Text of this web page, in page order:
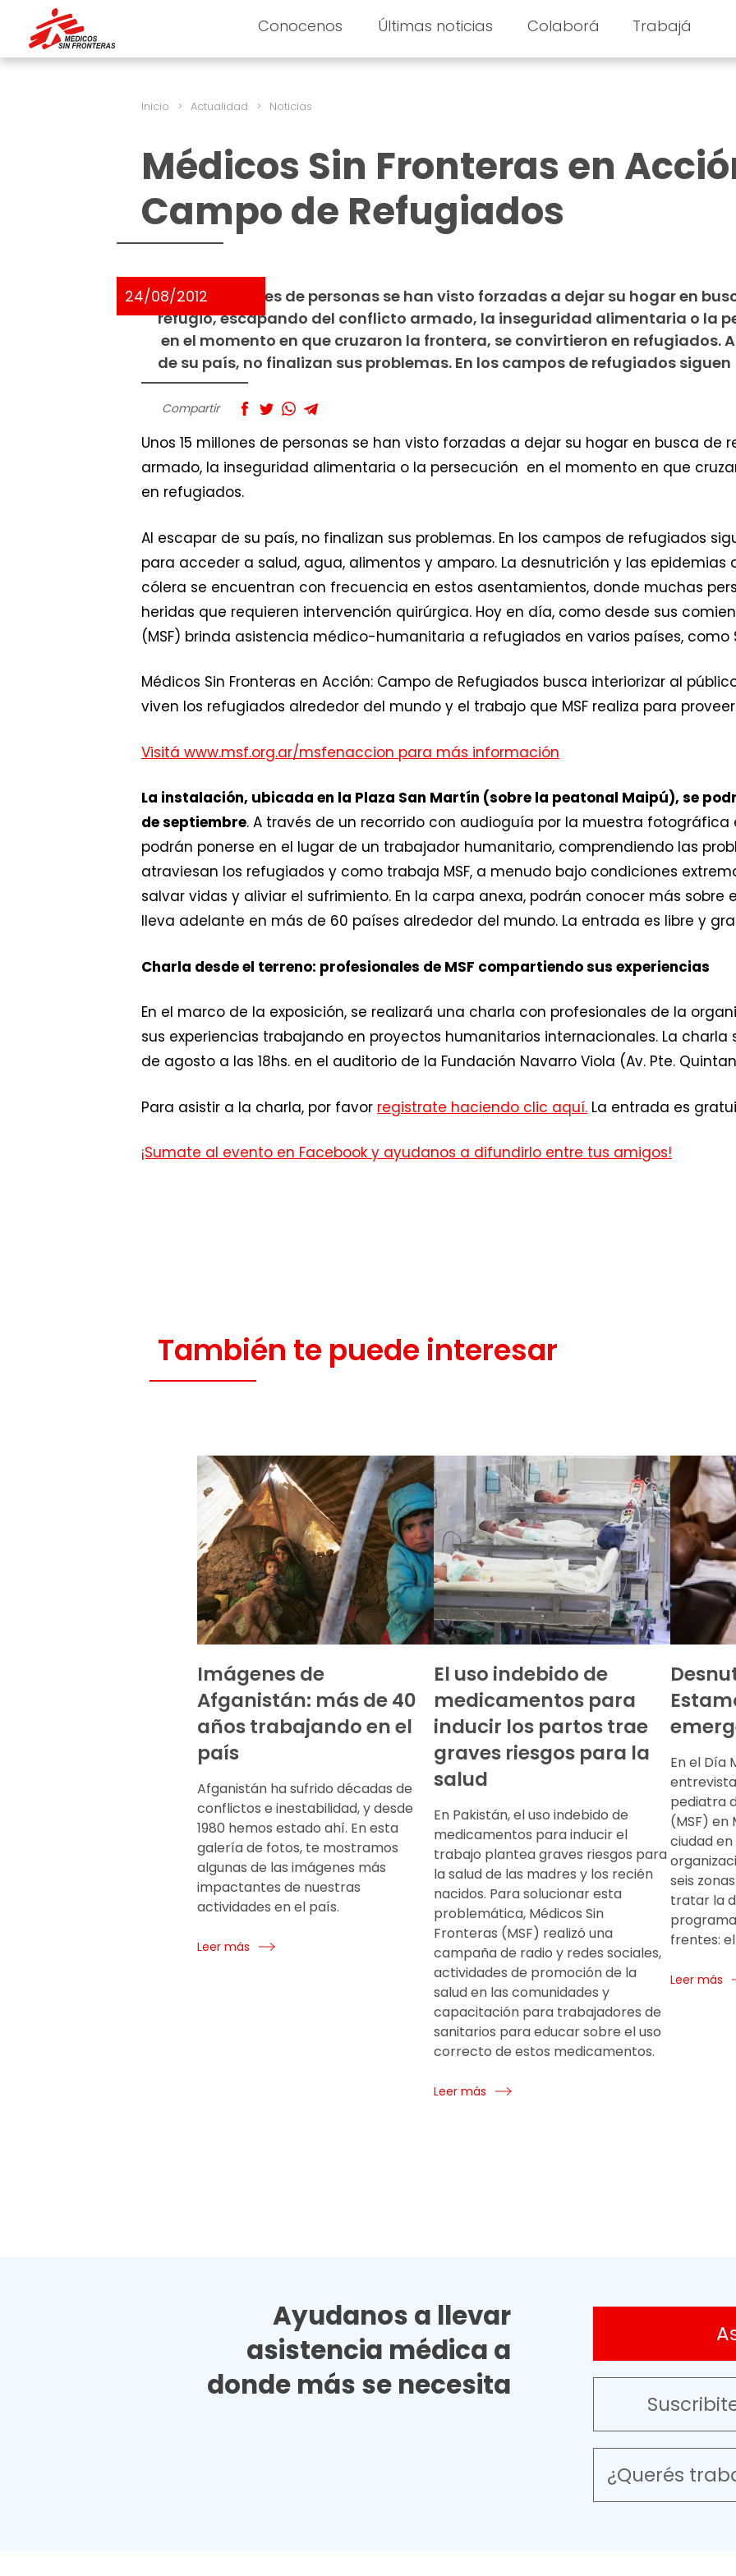
Conocenos Últimas noticias Colaborá Trabajá
Inicio > Actualidad > Noticias
Médicos Sin Fronteras en
Campo de Refugiados
24/08/2012
Unos 15 millones de personas se han visto forzadas a dejar su hogar en
refugio, escapando del conflicto armado, la inseguridad alimentaria o la
 en el momento en que cruzaron la frontera, se convirtieron en refugiados.
de su país, no finalizan sus problemas. En los campos de refugiados
Compartir
Unos 15 millones de personas se han visto forzadas a dejar su hogar en busca
armado, la inseguridad alimentaria o la persecución  en el momento en que
en refugiados.
Al escapar de su país, no finalizan sus problemas. En los campos de refugiados
para acceder a salud, agua, alimentos y amparo. La desnutrición y las
cólera se encuentran con frecuencia en estos asentamientos, donde muchas
heridas que requieren intervención quirúrgica. Hoy en día, como desde sus
(MSF) brinda asistencia médico-humanitaria a refugiados en varios países, como
Médicos Sin Fronteras en Acción: Campo de Refugiados busca interiorizar al
viven los refugiados alrededor del mundo y el trabajo que MSF realiza para
Visitá www.msf.org.ar/msfenaccion para más información
La instalación, ubicada en la Plaza San Martín (sobre la peatonal Maipú), se
de septiembre. A través de un recorrido con audioguía por la muestra
podrán ponerse en el lugar de un trabajador humanitario, comprendiendo las
atraviesan los refugiados y como trabaja MSF, a menudo bajo condiciones
salvar vidas y aliviar el sufrimiento. En la carpa anexa, podrán conocer más
lleva adelante en más de 60 países alrededor del mundo. La entrada es libre y
Charla desde el terreno: profesionales de MSF compartiendo sus experiencias
En el marco de la exposición, se realizará una charla con profesionales de la
sus experiencias trabajando en proyectos humanitarios internacionales. La charla
de agosto a las 18hs. en el auditorio de la Fundación Navarro Viola (Av. Pte.
Para asistir a la charla, por favor registrate haciendo clic aquí. La entrada es
¡Sumate al evento en Facebook y ayudanos a difundirlo entre tus amigos!
También te puede interesar
Imágenes de
Afganistán: más de 40
años trabajando en el
país
Afganistán ha sufrido décadas de
conflictos e inestabilidad, y desde
1980 hemos estado ahí. En esta
galería de fotos, te mostramos
algunas de las imágenes más
impactantes de nuestras
actividades en el país.
Leer más
El uso indebido de
medicamentos para
inducir los partos trae
graves riesgos para la
salud
En Pakistán, el uso indebido de
medicamentos para inducir el
trabajo plantea graves riesgos para
la salud de las madres y los recién
nacidos. Para solucionar esta
problemática, Médicos Sin
Fronteras (MSF) realizó una
campaña de radio y redes sociales,
actividades de promoción de la
salud en las comunidades y
capacitación para trabajadores de
sanitarios para educar sobre el uso
correcto de estos medicamentos.
Leer más
En el Día
pediatra
(MSF) en
ciudad
seis
tratar la
frentes:
Leer más
Ayudanos a llevar
asistencia médica a
donde más se necesita
¿Querés